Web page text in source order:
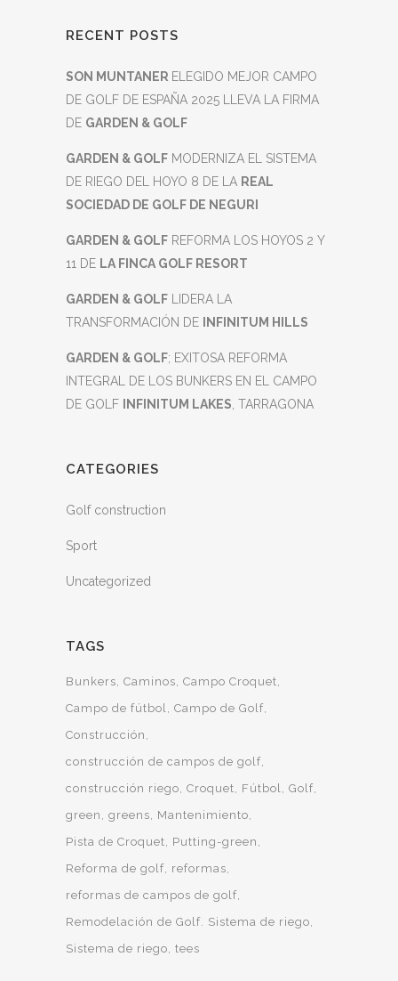
RECENT POSTS
SON MUNTANER ELEGIDO MEJOR CAMPO
DE GOLF DE ESPAÑA 2025 LLEVA LA FIRMA
DE GARDEN & GOLF
GARDEN & GOLF MODERNIZA EL SISTEMA
DE RIEGO DEL HOYO 8 DE LA REAL
SOCIEDAD DE GOLF DE NEGURI
GARDEN & GOLF REFORMA LOS HOYOS 2 Y
11 DE LA FINCA GOLF RESORT
GARDEN & GOLF LIDERA LA
TRANSFORMACIÓN DE
INFINITUM HILLS
GARDEN & GOLF; EXITOSA REFORMA
INTEGRAL DE LOS BUNKERS EN EL CAMPO
DE GOLF
INFINITUM LAKES , TARRAGONA
CATEGORIES
Golf construction
Sport
Uncategorized
TAGS
Bunkers Caminos Campo Croquet
Campo de fútbol Campo de Golf
Construcción
construcción de campos de golf
construcción riego Croquet Fútbol Golf
green
greens
Mantenimiento
Pista de Croquet
Putting-green
Reforma de golf reformas
reformas de campos de golf
Remodelación de Golf. Sistema de riego
Sistema de riego tees